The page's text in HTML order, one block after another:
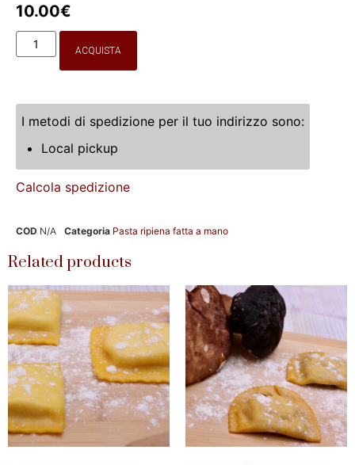
10.00€
ACQUISTA
I metodi di spedizione per il tuo indirizzo sono:
Local pickup
Calcola spedizione
COD N/A Categoria Pasta ripiena fatta a mano
Related products